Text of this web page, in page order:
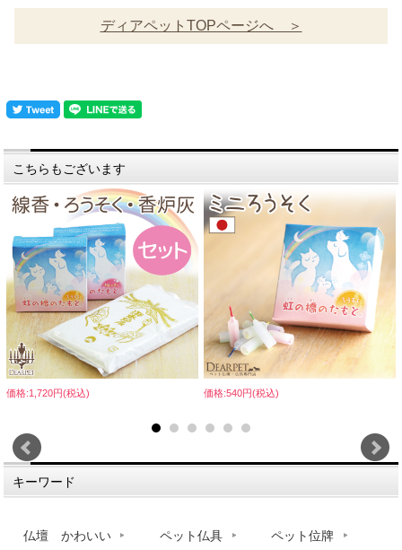
ディアペットTOPページへ ＞
こちらもございます
価格:1,720円(税込) 価格:540円(税込)
キーワード
仏壇 かわいい ペット仏具 ペット位牌